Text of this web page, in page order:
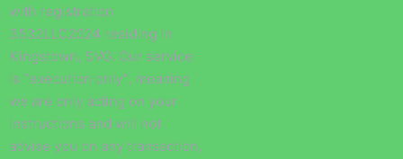
with registration
3532LLC2024 residing in
Kingstown, SVG. Our service
is “execution only”, meaning
we are only acting on your
instructions and will not
advise you on any transaction,